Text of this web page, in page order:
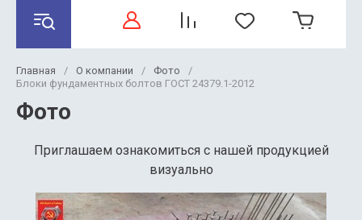
Главная / О компании / Фото
/
Блоки фундаментных болтов ГОСТ 24379.1-2012
Фото
Приглашаем ознакомиться с нашей продукцией
визуально